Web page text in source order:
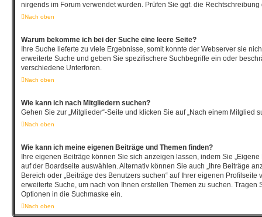
nirgends im Forum verwendet wurden. Prüfen Sie ggf. die Rechtschreibung
Nach oben
Warum bekomme ich bei der Suche eine leere Seite?
Ihre Suche lieferte zu viele Ergebnisse, somit konnte der Webserver sie
erweiterte Suche und geben Sie spezifischere Suchbegriffe ein oder
verschiedene Unterforen.
Nach oben
Wie kann ich nach Mitgliedern suchen?
Gehen Sie zur „Mitglieder“-Seite und klicken Sie auf „Nach einem Mitglied
Nach oben
Wie kann ich meine eigenen Beiträge und Themen finden?
Ihre eigenen Beiträge können Sie sich anzeigen lassen, indem Sie
auf der Boardseite auswählen. Alternativ können Sie auch „Ihre Beiträge
Bereich oder „Beiträge des Benutzers suchen“ auf Ihrer eigenen
erweiterte Suche, um nach von Ihnen erstellen Themen zu suchen. Tragen
Optionen in die Suchmaske ein.
Nach oben